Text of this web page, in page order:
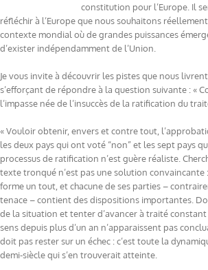
constitution pour l’Europe. Il
réfléchir à l’Europe que nous souhaitons
contexte mondial où de grandes puissances
d’exister indépendamment de l’Union.
Je vous invite à découvrir les pistes que nous
s’efforçant de répondre à la question suivante : «
l’impasse née de l’insuccès de la ratification du
« Vouloir obtenir, envers et contre tout,
les deux pays qui ont voté “non” et les sept pays
processus de ratification n’est guère réaliste.
texte tronqué n’est pas une solution
forme un tout, et chacune de ses parties –
tenace – contient des dispositions importantes.
de la situation et tenter d’avancer à traité constant
sens depuis plus d’un an n’apparaissent pas
doit pas rester sur un échec : c’est toute la
demi-siècle qui s’en trouverait atteinte.